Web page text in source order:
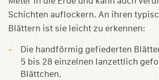
Schichten auflockern. An ihren
Blättern ist sie leicht zu erkennen:
Die handförmig gefiederten
5 bis 28 einzelnen lanzettlich
Blättchen.